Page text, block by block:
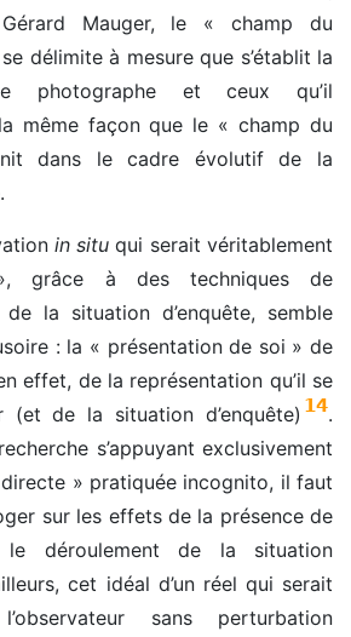
Mauger, le « champ du
délimite à mesure que s’établit la
photographe et ceux qu’il
même façon que le « champ du
dans le cadre évolutif de la
in situ qui serait véritablement
grâce à des techniques de
la situation d’enquête, semble
: la « présentation de soi » de
effet, de la représentation qu’il se
(et de la situation d’enquête) 14.
s’appuyant exclusivement
» pratiquée incognito, il faut
sur les effets de la présence de
le déroulement de la situation
cet idéal d’un réel qui serait
sans perturbation